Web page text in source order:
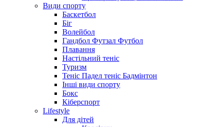
Види спорту
Баскетбол
Біг
Волейбол
Гандбол Футзал Футбол
Плавання
Настільний теніс
Туризм
Теніс Падел теніс Бадмінтон
Інші види спорту
Бокс
Кіберспорт
Lifestyle
Для дітей